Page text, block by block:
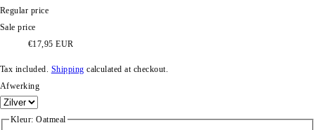
Regular price
Sale price
€17,95 EUR
Tax included. Shipping calculated at checkout.
Afwerking
Kleur:Oatmeal